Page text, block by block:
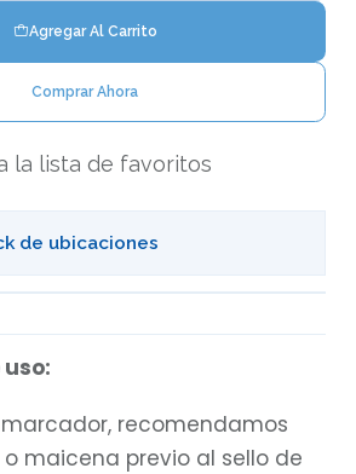
Agregar Al Carrito
Comprar Ahora
la lista de favoritos
de ubicaciones
recomendamos
maicena previo al sello de